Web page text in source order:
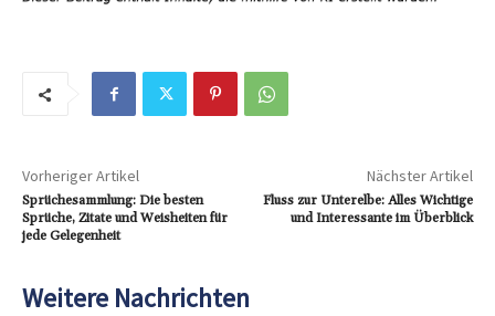
Vorheriger Artikel
Sprüchesammlung: Die besten
Sprüche, Zitate und Weisheiten für
jede Gelegenheit
Nächster Artikel
Fluss zur Unterelbe: Alles Wichtige
und Interessante im Überblick
Weitere Nachrichten